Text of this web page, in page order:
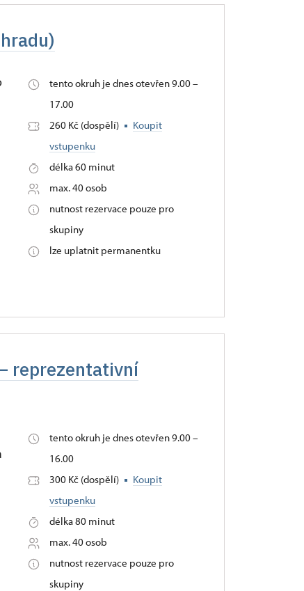
tento okruh je dnes otevřen 9.00 –
17.00
260 Kč (dospělí)
Koupit
vstupenku
délka 60 minut
max. 40 osob
nutnost rezervace pouze pro
skupiny
lze uplatnit permanentku
reprezentativní
tento okruh je dnes otevřen 9.00 –
16.00
300 Kč (dospělí)
Koupit
vstupenku
délka 80 minut
max. 40 osob
nutnost rezervace pouze pro
skupiny